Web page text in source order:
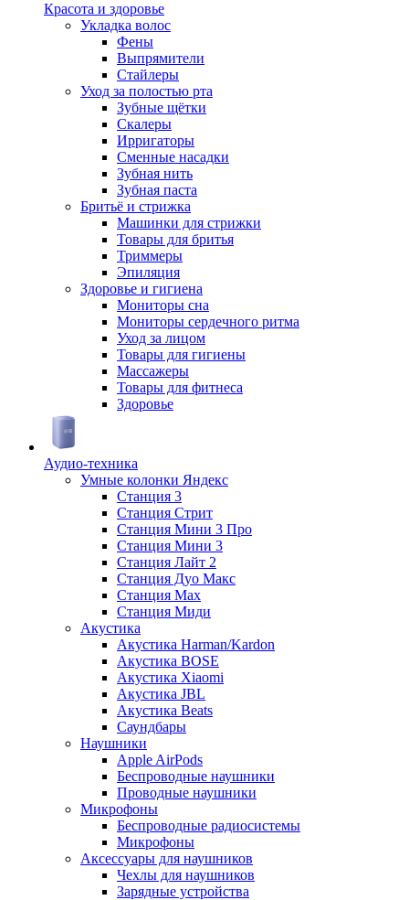
Красота и здоровье
Укладка волос
Фены
Выпрямители
Стайлеры
Уход за полостью рта
Зубные щётки
Скалеры
Ирригаторы
Сменные насадки
Зубная нить
Зубная паста
Бритьё и стрижка
Машинки для стрижки
Товары для бритья
Триммеры
Эпиляция
Здоровье и гигиена
Мониторы сна
Мониторы сердечного ритма
Уход за лицом
Товары для гигиены
Массажеры
Товары для фитнеса
Здоровье
Аудио-техника
Умные колонки Яндекс
Станция 3
Станция Стрит
Станция Мини 3 Про
Станция Мини 3
Станция Лайт 2
Станция Дуо Макс
Станция Max
Станция Миди
Акустика
Акустика Harman/Kardon
Акустика BOSE
Акустика Xiaomi
Акустика JBL
Акустика Beats
Саундбары
Наушники
Apple AirPods
Беспроводные наушники
Проводные наушники
Микрофоны
Беспроводные радиосистемы
Микрофоны
Аксессуары для наушников
Чехлы для наушников
Зарядные устройства